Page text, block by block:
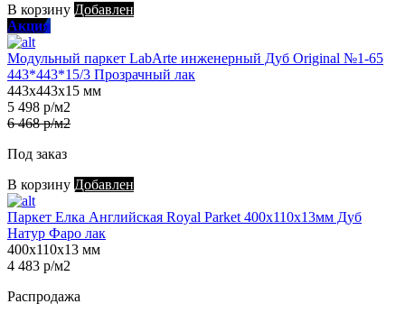
В корзину Добавлен
Акция
Модульный паркет LabArte инженерный Дуб Original №1-65
443*443*15/3 Прозрачный лак
443х443х15 мм
5 498 р/м2
6 468 р/м2
Под заказ
В корзину Добавлен
Паркет Елка Английская Royal Parket 400х110х13мм Дуб
Натур Фаро лак
400х110х13 мм
4 483 р/м2
Распродажа